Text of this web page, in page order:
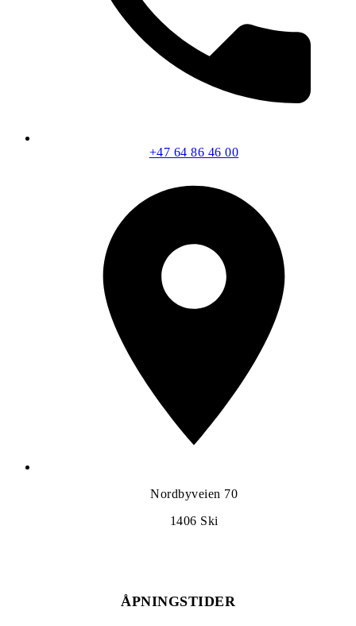
+47 64 86 46 00
Nordbyveien 70
1406 Ski
ÅPNINGSTIDER